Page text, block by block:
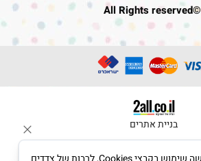
©All Rights reserved
בניית אתרים